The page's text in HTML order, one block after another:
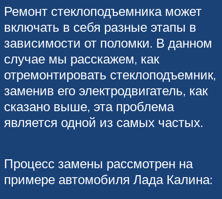
Ремонт стеклоподъемника может
включать в себя разные этапы в
зависимости от поломки. В данном
случае мы расскажем, как
отремонтировать стеклоподъемник,
заменив его электродвигатель, как
сказано выше, эта проблема
является одной из самых частых.
Процесс замены рассмотрен на
примере автомобиля Лада Калина: